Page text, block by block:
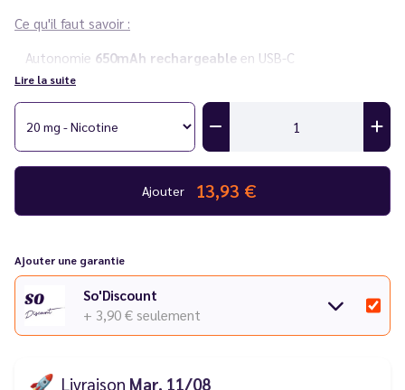
Ce qu'il faut savoir :
Autonomie 650mAh rechargeable en USB-C
25 000 puffs
mode
Cartouche rechargeableen eliquide sur le côté
en 10 ou 20 mg/ml au choix
Livré avec deux flacons d'eliquides premium français
Consultez notreguide des différentes pannes
Lire la suite
Ajouter 13,93 €
Ajouter une garantie
So'Discount
+ 3,90 € seulement
🚀 Livraison Mar. 11/08